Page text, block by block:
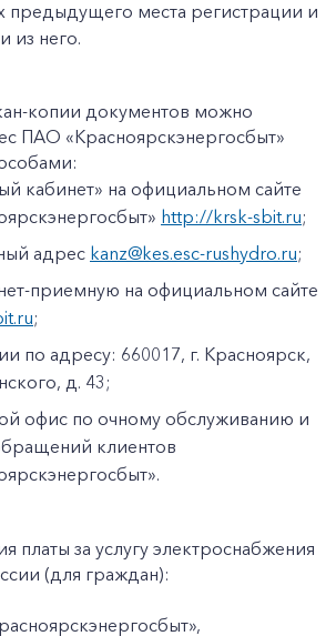
предыдущего места регистрации и
из него.
копии документов можно
ПАО «Красноярскэнергосбыт»
кабинет» на официальном сайте
http://krsk-sbit.ru;
адрес kanz@kes.esc-rushydro.ru;
приемную на официальном сайте
;
по адресу: 660017, г. Красноярск,
д. 43;
офис по очному обслуживанию и
клиентов
платы за услугу электроснабжения
(для граждан):